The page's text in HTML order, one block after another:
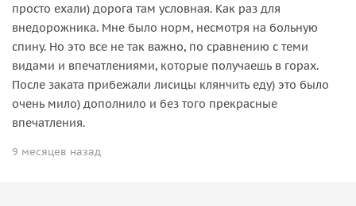
просто ехали) дорога там условная. Как раз для
внедорожника. Мне было норм, несмотря на больную
спину. Но это все не так важно, по сравнению с теми
видами и впечатлениями, которые получаешь в горах.
После заката прибежали лисицы клянчить еду) это было
очень мило) дополнило и без того прекрасные
впечатления.
9 месяцев назад